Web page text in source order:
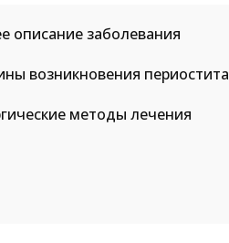
описание заболевания
возникновения периостита
методы лечения